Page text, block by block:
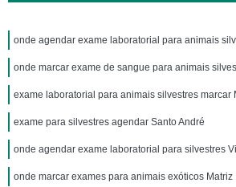
onde agendar exame laboratorial para animais
onde marcar exame de sangue para animais
exame laboratorial para animais silvestres marcar
exame para silvestres agendar Santo André
onde agendar exame laboratorial para silvestres
onde marcar exames para animais exóticos Matriz